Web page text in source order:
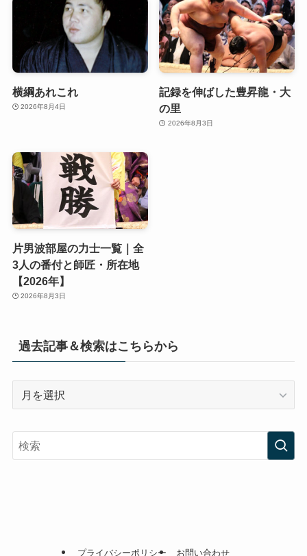
横綱あれこれ
2026年8月4日
記録を伸ばした豊昇龍・大
の里
2026年8月3日
片男波部屋の力士一覧｜全
3人の番付と師匠・所在地
【2026年】
2026年8月3日
過去記事＆検索はこちらから
事
＆
プライバシーポリシー お問い合わせ